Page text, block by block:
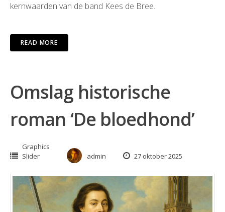
kernwaarden van de band Kees de Bree.
READ MORE
Omslag historische
roman ‘De bloedhond’
Graphics
Slider
admin 27 oktober 2025